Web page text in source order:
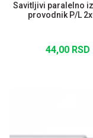
Savitljivi paralelno
provodnik P/L
44,00 RSD